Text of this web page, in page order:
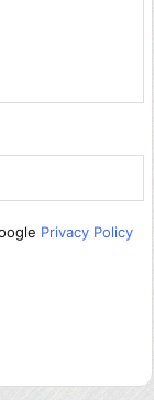
Privacy Policy